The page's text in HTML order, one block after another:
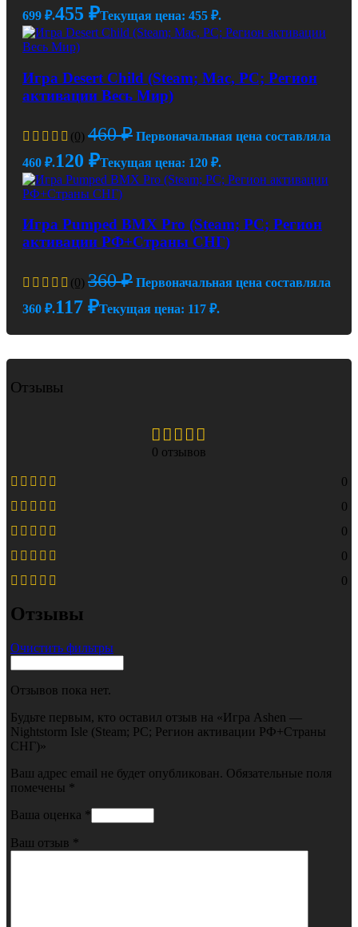
699 ₽.455 ₽Текущая цена: 455 ₽.
Игра Desert Child (Steam; Mac, PC; Регион
активации Весь Мир)
(0) 460₽ Первоначальная цена составляла
460 ₽.120 ₽Текущая цена: 120 ₽.
Игра Pumped BMX Pro (Steam; PC; Регион
активации РФ+Страны СНГ)
(0) 360₽ Первоначальная цена составляла
360 ₽.117 ₽Текущая цена: 117 ₽.
Отзывы
0 отзывов
0
0
0
0
0
Отзывы
Очистить фильтры
Отзывов пока нет.
Будьте первым, кто оставил отзыв на «Игра Ashen —
Nightstorm Isle (Steam; PC; Регион активации РФ+Страны
СНГ)»
Ваш адрес email не будет опубликован. Обязательные поля
помечены *
Ваша оценка *
Ваш отзыв *